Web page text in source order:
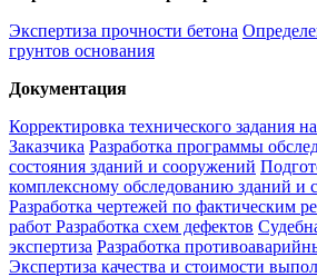
Экспертиза прочности бетона
грунтов основания
Документация
Корректировка технического задания
Заказчика Разработка программы
состояния зданий и сооружений
комплексному обследованию зданий и
Разработка чертежей по фактическим
работ Разработка схем дефектов
экспертиза Разработка
Экспертиза качества и стоимости